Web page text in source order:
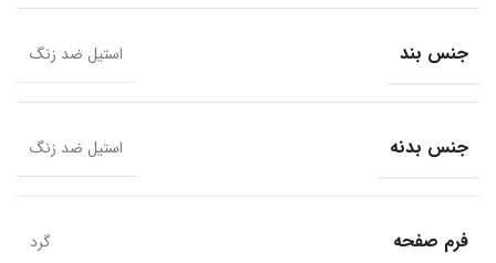
جنس بند استیل ضد زنگ
جنس بدنه استیل ضد زنگ
فرم صفحه گرد